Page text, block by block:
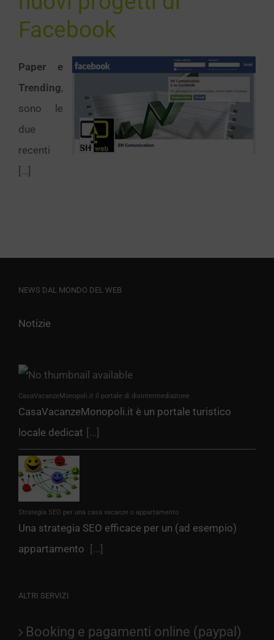
Facebook
Paper e
Trending,
sono le
due
recenti
[…]
NEWS DAL MONDO DEL WEB
Notizie
CasaVacanzeMonopoli.it il portale di disintermediazione
CasaVacanzeMonopoli.it è un portale turistico
locale dedicat [...]
Strategia SEO per una casa vacanze o appartamento
Una strategia SEO efficace per un (ad esempio)
appartamento
[...]
ALTRI SERVIZI
Booking e pagamenti online (paypal)